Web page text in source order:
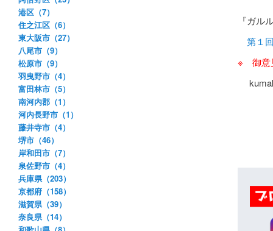
『ガル
第１
※ 御意
港区（7）
住之江区（6）
東大阪市（27）
八尾市（9）
松原市（9）
羽曳野市（4）
富田林市（5）
南河内郡（1）
河内長野市（1）
藤井寺市（4）
堺市（46）
岸和田市（7）
泉佐野市（4）
兵庫県（203）
京都府（158）
滋賀県（39）
奈良県（14）